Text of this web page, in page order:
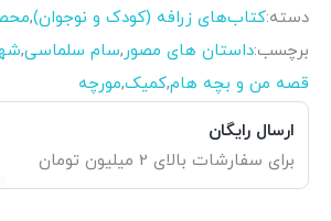
دسته:کتاب‌های زرافه (کودک و نوجوان),
برچسب:داستان های مصور,سام سلماسی,
قصه من و بچه هام,کمیک,مورچه
ارسال رایگان
برای سفارشات بالای 2 میلیون تومان